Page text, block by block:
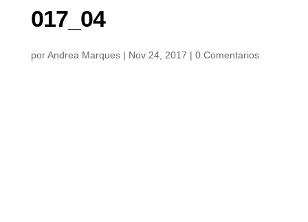
017_04
porAndrea Marques| Nov 24, 2017 | 0 Comentarios